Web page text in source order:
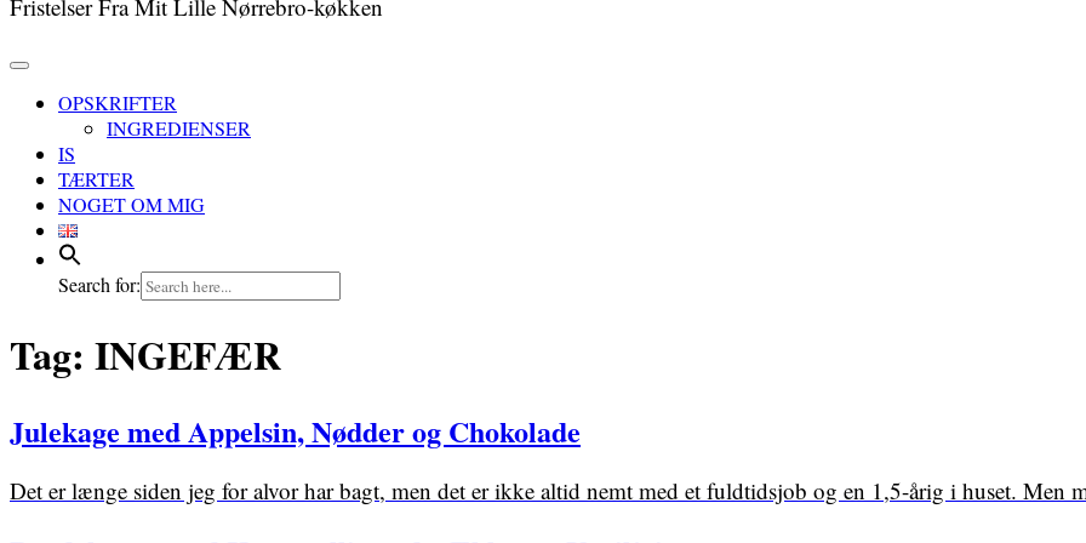
Fristelser Fra Mit Lille Nørrebro-køkken
OPSKRIFTER
INGREDIENSER
IS
TÆRTER
NOGET OM MIG
Search for:
Tag: INGEFÆR
Julekage med Appelsin, Nødder og Chokolade
Det er længe siden jeg for alvor har bagt, men det er ikke altid nemt med et fuldtidsjob og en 1,5-årig i huset. Men